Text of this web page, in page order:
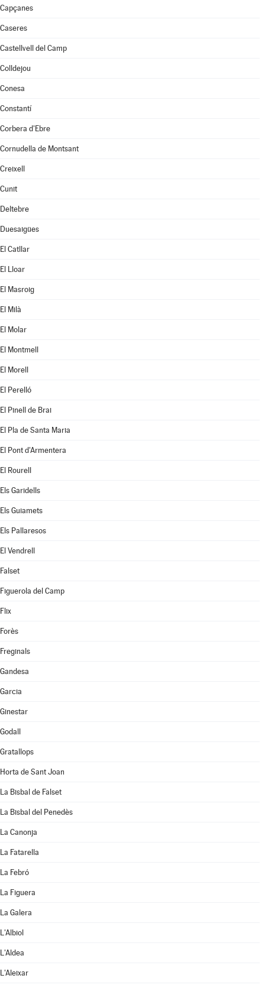
Capçanes
Caseres
Castellvell del Camp
Colldejou
Conesa
Constantí
Corbera d'Ebre
Cornudella de Montsant
Creixell
Cunit
Deltebre
Duesaigües
El Catllar
El Lloar
El Masroig
El Milà
El Molar
El Montmell
El Morell
El Perelló
El Pinell de Brai
El Pla de Santa Maria
El Pont d'Armentera
El Rourell
Els Garidells
Els Guiamets
Els Pallaresos
El Vendrell
Falset
Figuerola del Camp
Flix
Forès
Freginals
Gandesa
Garcia
Ginestar
Godall
Gratallops
Horta de Sant Joan
La Bisbal de Falset
La Bisbal del Penedès
La Canonja
La Fatarella
La Febró
La Figuera
La Galera
L'Albiol
L'Aldea
L'Aleixar